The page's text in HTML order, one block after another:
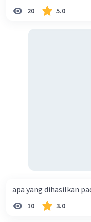
20 5.0
apa yang dihasilkan
10 3.0